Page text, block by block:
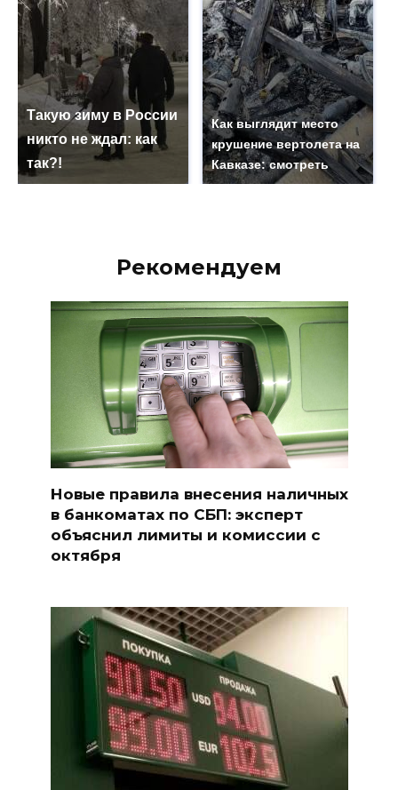
Такую зиму в России
никто не ждал: как
так?!
Как выглядит место
крушение вертолета на
Кавказе: смотреть
Рекомендуем
Новые правила внесения наличных
в банкоматах по СБП: эксперт
объяснил лимиты и комиссии с
октября